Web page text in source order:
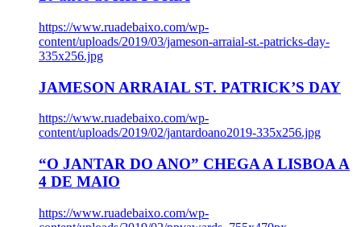
https://www.ruadebaixo.com/wp-
content/uploads/2019/03/jameson-arraial-st.-patricks-day-
335x256.jpg
JAMESON ARRAIAL ST. PATRICK’S DAY
https://www.ruadebaixo.com/wp-
content/uploads/2019/02/jantardoano2019-335x256.jpg
“O JANTAR DO ANO” CHEGA A LISBOA A
4 DE MAIO
https://www.ruadebaixo.com/wp-